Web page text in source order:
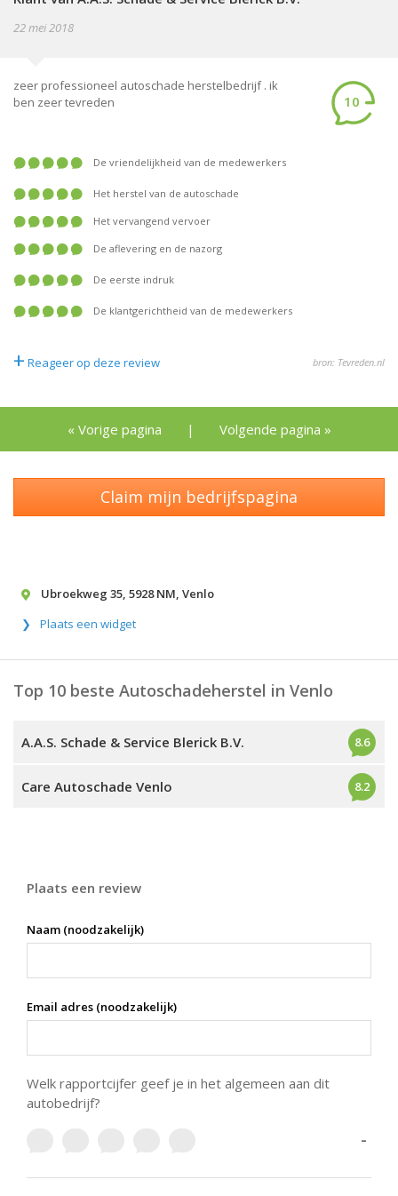
22 mei 2018
zeer professioneel autoschade herstelbedrijf . ik
ben zeer tevreden
10
De vriendelijkheid van de medewerkers
Het herstel van de autoschade
Het vervangend vervoer
De aflevering en de nazorg
De eerste indruk
De klantgerichtheid van de medewerkers
+ Reageer op deze review bron: Tevreden.nl
« Vorige pagina | Volgende pagina »
Claim mijn bedrijfspagina
Ubroekweg 35, 5928 NM, Venlo
Plaats een widget
Top 10 beste Autoschadeherstel in Venlo
A.A.S. Schade & Service Blerick B.V. 8.6
Care Autoschade Venlo 8.2
Plaats een review
Naam (noodzakelijk)
Email adres (noodzakelijk)
Welk rapportcijfer geef je in het algemeen aan dit
autobedrijf?
-